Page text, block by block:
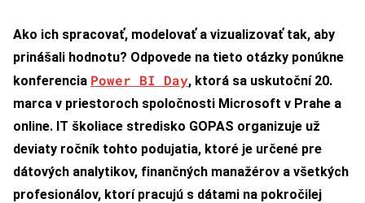
Ako ich spracovať, modelovať a vizualizovať tak, aby
prinášali hodnotu? Odpovede na tieto otázky ponúkne
konferencia Power BI Day, ktorá sa uskutoční 20.
marca v priestoroch spoločnosti Microsoft v Prahe a
online. IT školiace stredisko GOPAS organizuje už
deviaty ročník tohto podujatia, ktoré je určené pre
dátových analytikov, finančných manažérov a všetkých
profesionálov, ktorí pracujú s dátami na pokročilej